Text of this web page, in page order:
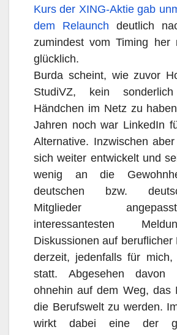
Kurs der XING-Aktie gab
dem Relaunch deutlich
zumindest vom Timing her
glücklich.
Burda scheint, wie zuvor
StudiVZ, kein
Händchen im Netz zu
Jahren noch war LinkedIn
Alternative. Inzwischen
sich weiter entwickelt und
wenig an die
deutschen bzw.
Mitglieder
interessantesten
Diskussionen auf beruflicher
derzeit, jedenfalls für mich,
statt. Abgesehen davon
ohnehin auf dem Weg, das
die Berufswelt zu werden.
wirkt dabei eine der